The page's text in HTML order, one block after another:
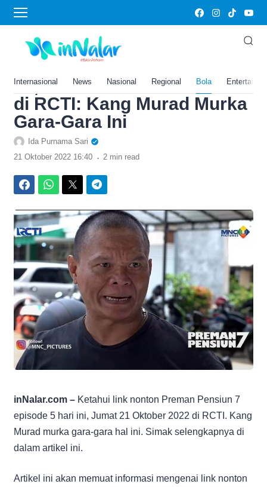
Internasional News Nasional Regional Bola
Home›Bola
Link Nonton Preman
Pensiun 7 Episode 5 Hari
Ini, Jumat 21 Oktober 2022
di RCTI: Kang Murad Murka
Gara-Gara Ini
Ida Purnama Sari
21 Oktober 2022 16:40 . 2 min read
inNalar.com – Ketahui link nonton Preman Pensiun 7
episode 5 hari ini, Jumat 21 Oktober 2022 di RCTI. Kang
Murad murka gara-gara hal ini. Simak selengkapnya di
dalam artikel ini.
Artikel ini akan memuat informasi mengenai link nonton